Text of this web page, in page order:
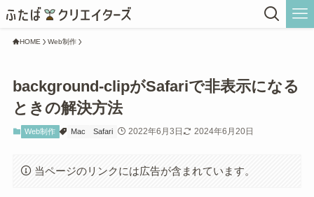
HOME Web制作
background-clipがSafariで非表示になる
ときの解決方法
Web制作 Mac Safari 2022年6月3日 2024年6月20日
当ページのリンクには広告が含まれています。